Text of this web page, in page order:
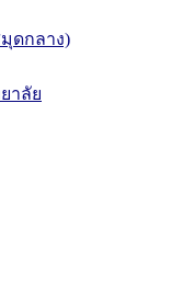
ดกลาง)
าลัย